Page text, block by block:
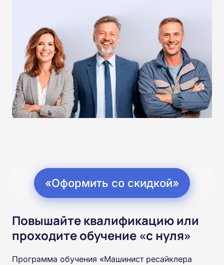
«Оформить со скидкой»
Повышайте квалификацию или
проходите обучение «с нуля»
Программа обучения «Машинист ресайклера